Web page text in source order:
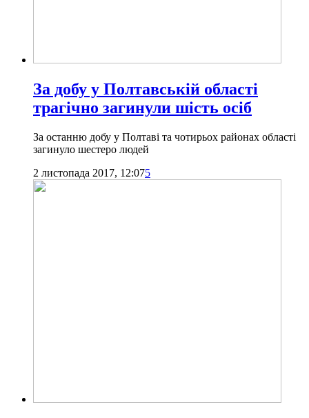
За добу у Полтавській області
трагічно загинули шість осіб
За останню добу у Полтаві та чотирьох районах області
загинуло шестеро людей
2 листопада 2017, 12:075